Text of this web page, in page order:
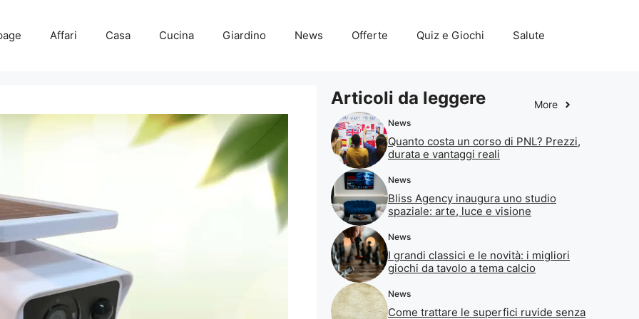
Affari Casa Cucina Giardino News Offerte Quiz e Giochi Salute
Articoli da leggere More
News
Quanto costa un corso di PNL? Prezzi,
durata e vantaggi reali
News
Bliss Agency inaugura uno studio
spaziale: arte, luce e visione
News
I grandi classici e le novità: i migliori
giochi da tavolo a tema calcio
News
Come trattare le superfici ruvide senza